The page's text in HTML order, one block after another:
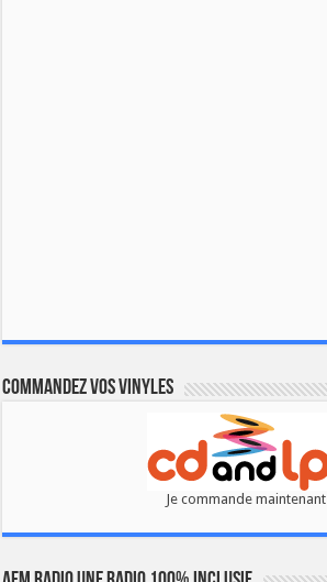
Commandez vos vinyles
Je commande maintenant